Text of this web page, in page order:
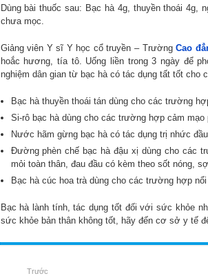
Dùng bài thuốc sau: Bạc hà 4g, thuyền thoái
chưa mọc.
Giảng viên Y sĩ Y học cổ truyền – TrườngCao
hoắc hương, tía tô. Uống liền trong 3 ngày để
nghiệm dân gian từ bạc hà có tác dụng tất tốt cho
Bạc hà thuyền thoái tán dùng cho các trường
Si-rô bạc hà dùng cho các trường hợp cảm mạo
Nước hãm gừng bạc hà có tác dụng trị nhức
Đường phèn chế bạc hà đậu xị dùng cho các
mỏi toàn thân, đau đầu có kèm theo sốt nóng, sợ
Bạc hà cúc hoa trà dùng cho các trường hợp nổi
Bạc hà lành tính, tác dụng tốt đối với sức khỏe
sức khỏe bản thân không tốt, hãy đến cơ sở y tế
Trước